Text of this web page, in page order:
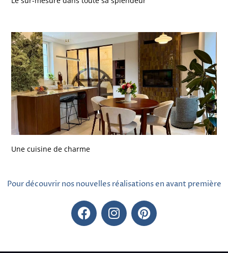
Une cuisine de charme
Pour découvrir nos nouvelles réalisations en avant première